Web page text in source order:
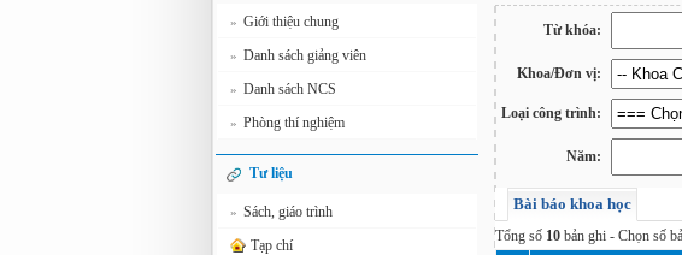
» Giới thiệu chung
» Danh sách giảng viên
» Danh sách NCS
» Phòng thí nghiệm
Tư liệu
» Sách, giáo trình
Tạp chí
Từ khóa:
Khoa/Đơn vị:
Loại công trình:
Năm:
Bài báo khoa học
Tổng số 10 bản ghi - Chọn số